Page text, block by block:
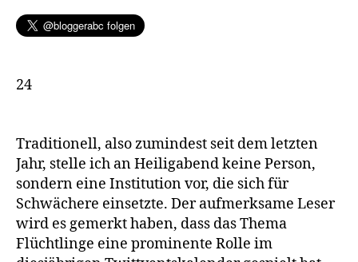
24
Traditionell, also zumindest seit dem letzten
Jahr, stelle ich an Heiligabend keine Person,
sondern eine Institution vor, die sich für
Schwächere einsetzte. Der aufmerksame Leser
wird es gemerkt haben, dass das Thema
Flüchtlinge eine prominente Rolle im